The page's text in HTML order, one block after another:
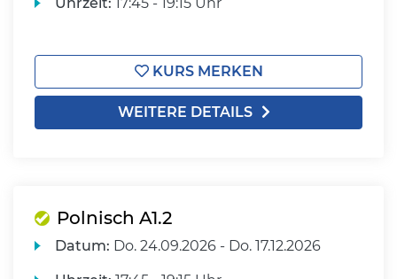
KURS MERKEN
WEITERE DETAILS
Polnisch A1.2
Datum: Do. 24.09.2026 - Do. 17.12.2026